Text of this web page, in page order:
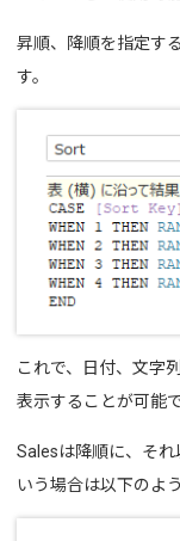
昇順、降順を指定す
す。
これで、日付、文字
表示することが可能
Salesは降順に、そ
いう場合は以下のよ